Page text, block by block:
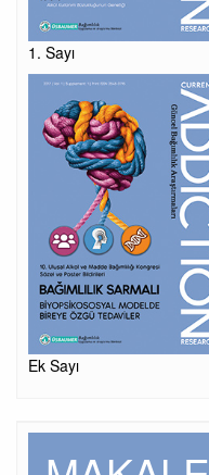
1. Sayı
Ek Sayı